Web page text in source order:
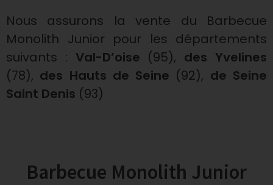
Nous assurons la vente du Barbecue
Monolith Junior pour les départements
suivants : Val-D’oise (95), des Yvelines
(78), des Hauts de Seine (92), de Seine
Saint Denis (93)
Barbecue Monolith Junior